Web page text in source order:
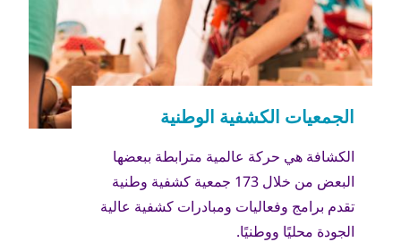
الكشافة هي حركة عالمية مترابطة ببعضها
البعض من خلال 173 جمعية كشفية وطنية
تقدم برامج وفعاليات ومبادرات كشفية عالية
الجودة محليًا ووطنيًا.